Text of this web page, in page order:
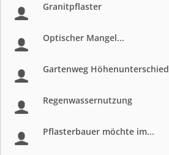
Granitpflaster
Optischer Mangel...
Gartenweg Höhenunterschied
Regenwassernutzung
Pflasterbauer möchte im...